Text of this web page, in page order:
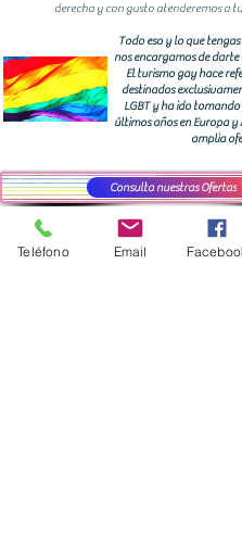
derecha y con gusto atenderemos a
Todo eso y lo que
nos encargamos de
El turismo gay hace
destinados
LGBT y ha ido
últimos años en Europa
amplia
Consulta nuestras Ofertas
Ciudad de México (CDMX)
Teléfono Email